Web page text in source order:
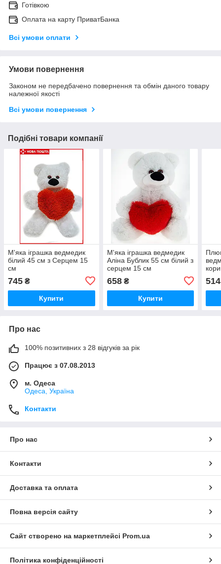
Готівкою
Оплата на карту ПриватБанка
Всі умови оплати
Умови повернення
Законом не передбачено повернення та обмін даного товару
належної якості
Всі умови повернення
Подібні товари компанії
М'яка іграшка ведмедик
білий 45 см з Серцем 15
см
745 ₴
Купити
М'яка іграшка ведмедик
Аліна Бублик 55 см білий з
серцем 15 см
658₴
Купити
514
Про нас
100% позитивних з 28 відгуків за рік
Працює з 07.08.2013
м. Одеса
Одеса, Україна
Контакти
Про нас
Контакти
Доставка та оплата
Повна версія сайту
Сайт створено на маркетплейсі Prom.ua
Політика конфіденційності